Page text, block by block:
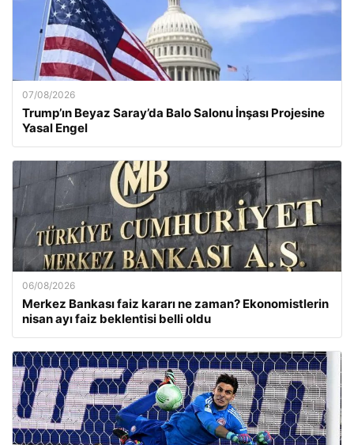
07/08/2026
Trump’ın Beyaz Saray’da Balo Salonu İnşası Projesine
Yasal Engel
06/08/2026
Merkez Bankası faiz kararı ne zaman? Ekonomistlerin
nisan ayı faiz beklentisi belli oldu